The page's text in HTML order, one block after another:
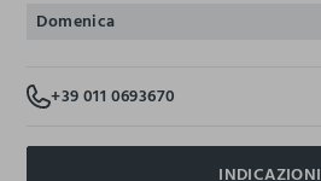
Domenica
+39 011 0693670
INDICAZIONI